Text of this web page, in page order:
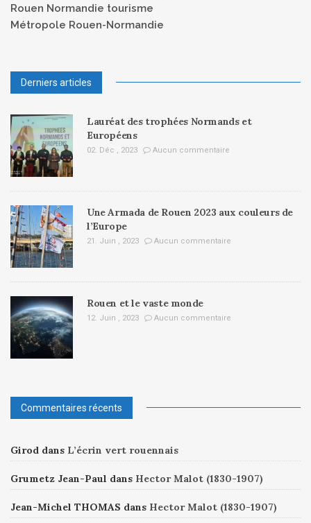
Rouen Normandie tourisme
Métropole Rouen-Normandie
Derniers articles
Lauréat des trophées Normands et
Européens
02. Déc , 2023 Aucun commentaire
Une Armada de Rouen 2023 aux couleurs de
l’Europe
21. Juin , 2023 Aucun commentaire
Rouen et le vaste monde
12. Juin , 2023 Aucun commentaire
Commentaires récents
Girod dans L’écrin vert rouennais
Grumetz Jean-Paul dans Hector Malot (1830-1907)
Jean-Michel THOMAS dans Hector Malot (1830-1907)